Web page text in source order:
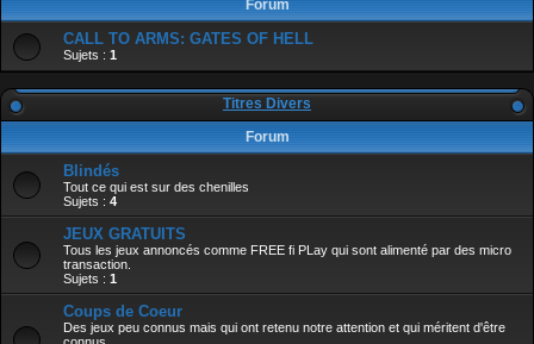
Forum
CALL TO ARMS: GATES OF HELL
Sujets : 1
Titres Divers
Forum
Blindés
Tout ce qui est sur des chenilles
Sujets : 4
JEUX GRATUITS
Tous les jeux annoncés comme FREE fi PLay qui sont alimenté par des micro
transaction.
Sujets : 1
Coups de Coeur
Des jeux peu connus mais qui ont retenu notre attention et qui méritent d'être